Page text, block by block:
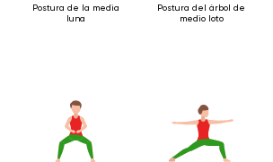
Postura de la media
luna
Postura del árbol de
medio loto